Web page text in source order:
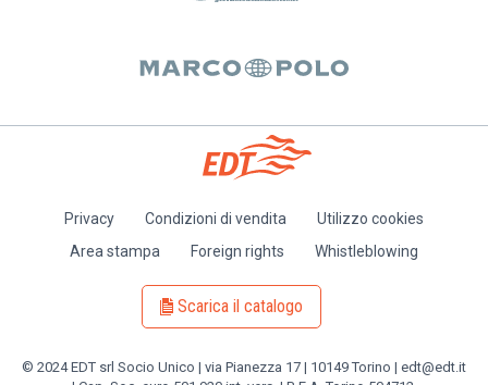
Privacy Condizioni di vendita
Utilizzo cookies
Area stampa
Foreign rights Whistleblowing
Scarica il catalogo
© 2024 EDT srl Socio Unico | via Pianezza 17 | 10149 Torino | edt@edt.it